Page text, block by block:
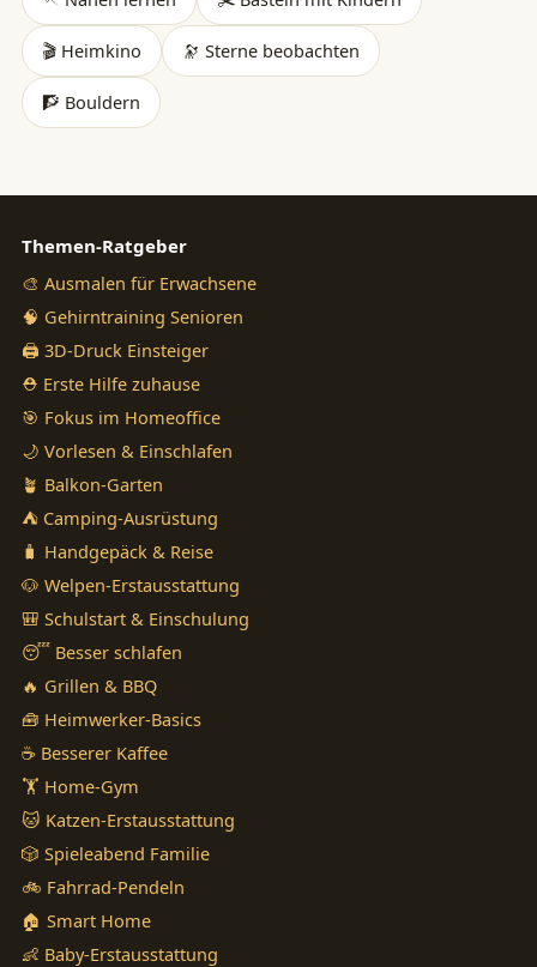
🎬 Heimkino 🔭 Sterne beobachten
🧗 Bouldern
Themen-Ratgeber
🎨 Ausmalen für Erwachsene
🧠 Gehirntraining Senioren
🖨️ 3D-Druck Einsteiger
⛑️ Erste Hilfe zuhause
🎯 Fokus im Homeoffice
🌙 Vorlesen & Einschlafen
🪴 Balkon-Garten
⛺ Camping-Ausrüstung
🧳 Handgepäck & Reise
🐶 Welpen-Erstausstattung
🎒 Schulstart & Einschulung
😴 Besser schlafen
🔥 Grillen & BBQ
🧰 Heimwerker-Basics
☕ Besserer Kaffee
🏋️ Home-Gym
🐱 Katzen-Erstausstattung
🎲 Spieleabend Familie
🚲 Fahrrad-Pendeln
🏠 Smart Home
👶 Baby-Erstausstattung